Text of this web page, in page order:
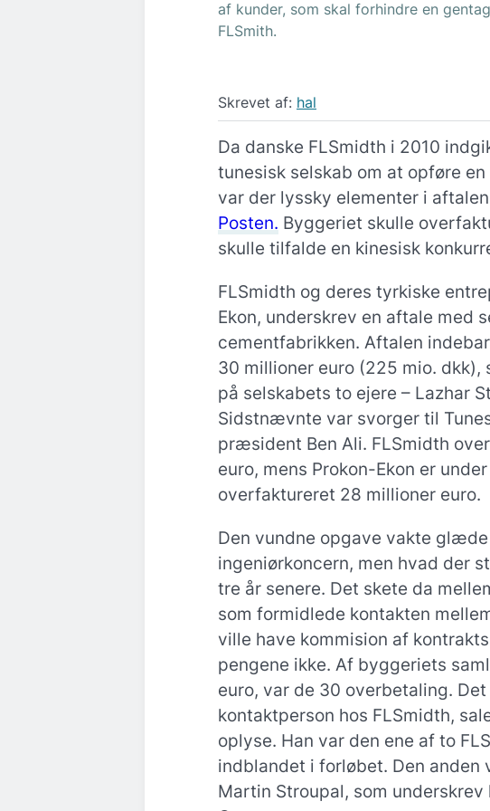
af kunder, som skal forhindre en
FLSmith.
Skrevet af: hal
Da danske FLSmidth i 2010
tunesisk selskab om at opføre
var der lyssky elementer i
Posten. Byggeriet skulle
skulle tilfalde en kinesisk
FLSmidth og deres tyrkiske
Ekon, underskrev en aftale med
cementfabrikken. Aftalen
30 millioner euro (225 mio. dkk),
på selskabets to ejere – Lazhar
Sidstnævnte var svorger til
præsident Ben Ali. FLSmidth
euro, mens Prokon-Ekon er
overfaktureret 28 millioner euro.
Den vundne opgave vakte
ingeniørkoncern, men hvad der
tre år senere. Det skete da
som formidlede kontakten
ville have kommision af
pengene ikke. Af byggeriets
euro, var de 30 overbetaling.
kontaktperson hos FLSmidth,
oplyse. Han var den ene af to
indblandet i forløbet. Den anden
Martin Stroupal, som